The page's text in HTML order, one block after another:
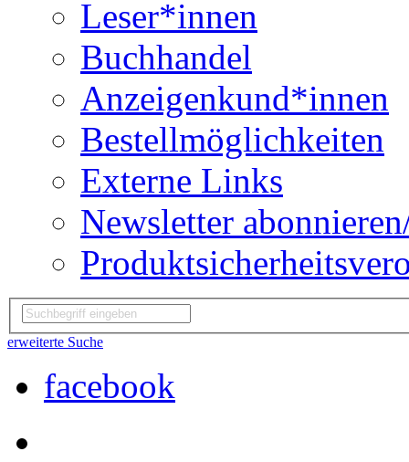
Leser*innen
Buchhandel
Anzeigenkund*innen
Bestellmöglichkeiten
Externe Links
Newsletter
erweiterte Suche
facebook